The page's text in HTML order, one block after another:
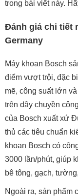
trong bài viết này.
Đánh giá chi tiết
Germany
Máy khoan Bosch
điểm vượt trội, đặc
mẽ, công suất lớn
trên dây chuyền
của Bosch xuất xứ
thủ các tiêu chuẩn
khoan Bosch có
3000 lần/phút, giúp
bê tông, gạch,
Ngoài ra, sản phẩm